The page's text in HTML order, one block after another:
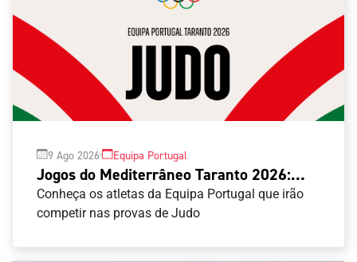
Media
Documentos
Contactos
Mais Desporto
Arquivo Histórico
Educação Olímpica
Educação
Equipa Portugal
Educação Olímpica
Equipa Portugal
9 Ago 2026· Equipa Portugal
Jogos do Mediterrâneo Taranto 2026:
Judo
Conheça os atletas da Equipa Portugal que irão
competir nas provas de Judo